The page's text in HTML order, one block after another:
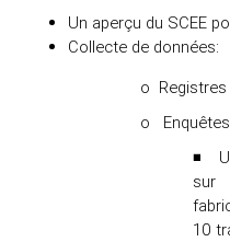
Un aperçu du SCEE
Collecte de données:
o
o
◾
sur
10